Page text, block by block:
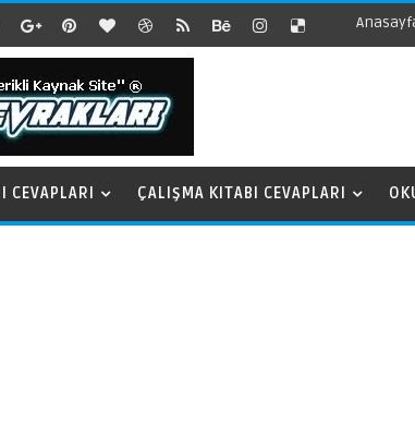
CEVAPLARI ÇALIŞMA KITABI CEVAPLARI